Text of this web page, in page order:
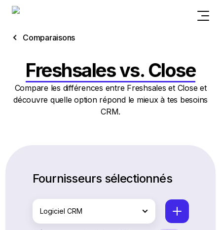
Comparaisons
Freshsales vs. Close
Compare les différences entre Freshsales et Close et
découvre quelle option répond le mieux à tes besoins
CRM.
Fournisseurs sélectionnés
Logiciel CRM